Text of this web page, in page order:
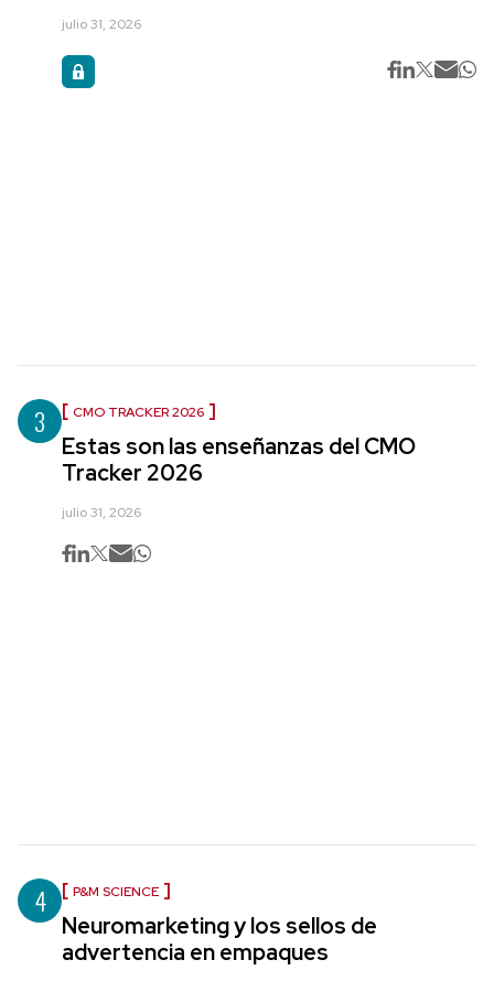
julio 31, 2026
3 CMO TRACKER 2026
Estas son las enseñanzas del CMO
Tracker 2026
julio 31, 2026
4 P&M SCIENCE
Neuromarketing y los sellos de
advertencia en empaques